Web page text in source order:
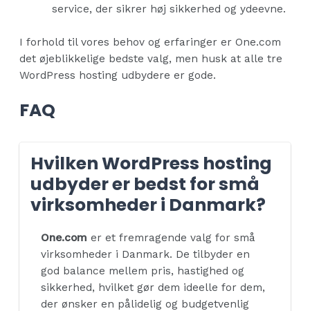
service, der sikrer høj sikkerhed og ydeevne.
I forhold til vores behov og erfaringer er One.com
det øjeblikkelige bedste valg, men husk at alle tre
WordPress hosting udbydere er gode.
FAQ
Hvilken WordPress hosting
udbyder er bedst for små
virksomheder i Danmark?
One.com er et fremragende valg for små
virksomheder i Danmark. De tilbyder en
god balance mellem pris, hastighed og
sikkerhed, hvilket gør dem ideelle for dem,
der ønsker en pålidelig og budgetvenlig